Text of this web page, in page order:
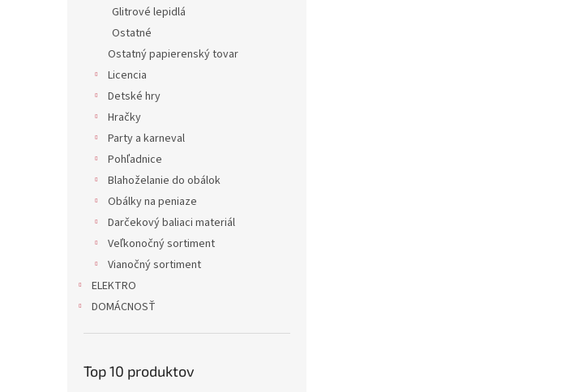
Glitrové lepidlá
Ostatné
Ostatný papierenský tovar
Licencia
Detské hry
Hračky
Party a karneval
Pohľadnice
Blahoželanie do obálok
Obálky na peniaze
Darčekový baliaci materiál
Veľkonočný sortiment
Vianočný sortiment
ELEKTRO
DOMÁCNOSŤ
Top 10 produktov